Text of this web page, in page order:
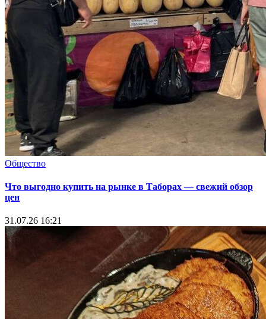
Общество
Что выгодно купить на рынке в Таборах — свежий обзор
цен
31.07.26 16:21